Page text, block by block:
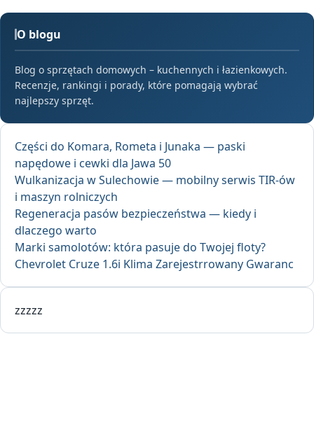
O blogu
Blog o sprzętach domowych – kuchennych i łazienkowych.
Recenzje, rankingi i porady, które pomagają wybrać
najlepszy sprzęt.
Części do Komara, Rometa i Junaka — paski
napędowe i cewki dla Jawa 50
Wulkanizacja w Sulechowie — mobilny serwis TIR-ów
i maszyn rolniczych
Regeneracja pasów bezpieczeństwa — kiedy i
dlaczego warto
Marki samolotów: która pasuje do Twojej floty?
Chevrolet Cruze 1.6i Klima Zarejestrrowany Gwaranc
zzzzz